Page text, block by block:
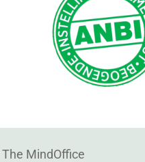
The MindOffice